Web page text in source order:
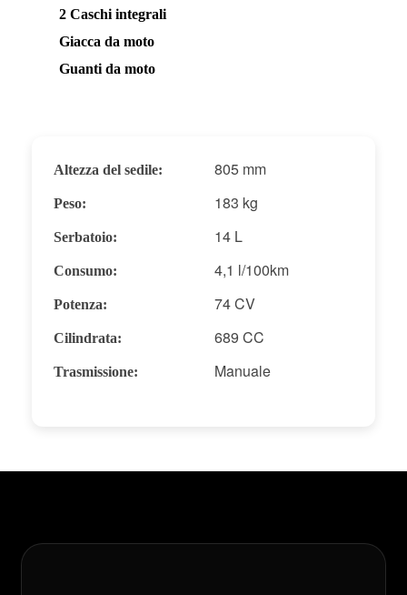
2 Caschi integrali
Giacca da moto
Guanti da moto
Altezza del sedile: 805 mm
Peso: 183 kg
Serbatoio: 14 L
Consumo: 4,1 l/100km
Potenza: 74 CV
Cilindrata: 689 CC
Trasmissione: Manuale